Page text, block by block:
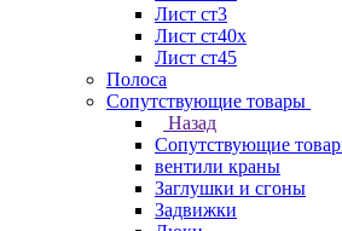
Лист ст3
Лист ст40х
Лист ст45
Полоса
Сопутствующие товары
Назад
Сопутствующие
вентили краны
Заглушки и сгоны
Задвижки